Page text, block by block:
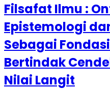
Filsafat Ilmu :
Epistemologi
Sebagai
Bertindak
Nilai Langit